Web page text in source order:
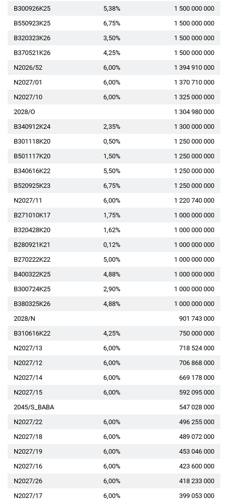
B300926K25
5,38%
1 500 000 000
B550923K25
6,75%
1 500 000 000
B320323K26
3,50%
1 500 000 000
B370521K26
4,25%
1 500 000 000
N2026/52
6,00%
1 394 910 000
N2027/01
6,00%
1 370 710 000
N2027/10
6,00%
1 325 000 000
2028/O
1 304 980 000
B340912K24
2,35%
1 300 000 000
B301118K20
0,50%
1 250 000 000
B501117K20
1,50%
1 250 000 000
B340616K22
5,50%
1 250 000 000
B520925K23
6,75%
1 250 000 000
N2027/11
6,00%
1 220 740 000
B271010K17
1,75%
1 000 000 000
B320428K20
1,62%
1 000 000 000
B280921K21
0,12%
1 000 000 000
B270222K22
5,00%
1 000 000 000
B400322K25
4,88%
1 000 000 000
B300724K25
2,90%
1 000 000 000
B380325K26
4,88%
1 000 000 000
2028/N
901 743 000
B310616K22
4,25%
750 000 000
N2027/13
6,00%
718 524 000
N2027/12
6,00%
706 868 000
N2027/14
6,00%
669 178 000
N2027/15
6,00%
592 095 000
2045/S_BABA
547 028 000
N2027/22
6,00%
496 255 000
N2027/18
6,00%
489 072 000
N2027/19
6,00%
453 046 000
N2027/16
6,00%
423 600 000
N2027/26
6,00%
418 233 000
N2027/17
6,00%
399 053 000